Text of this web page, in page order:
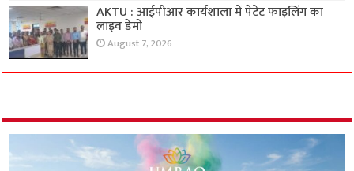
AKTU : आईपीआर कार्यशाला में पेटेंट फाइलिंग का
लाइव डेमो
August 7, 2026